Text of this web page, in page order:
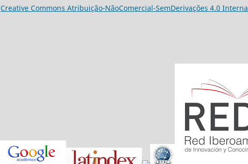
Creative Commons Atribuição-NãoComercial-SemDerivações 4.0